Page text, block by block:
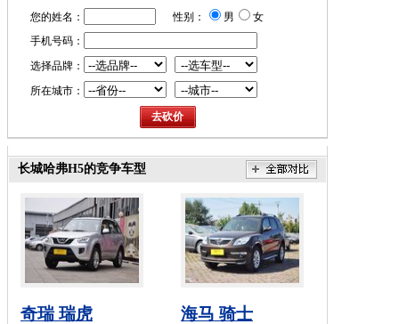
您的姓名： 性别： 男
女
手机号码：
选择品牌：
所在城市：
长城哈弗H5的竞争车型
奇瑞 瑞虎 海马 骑士